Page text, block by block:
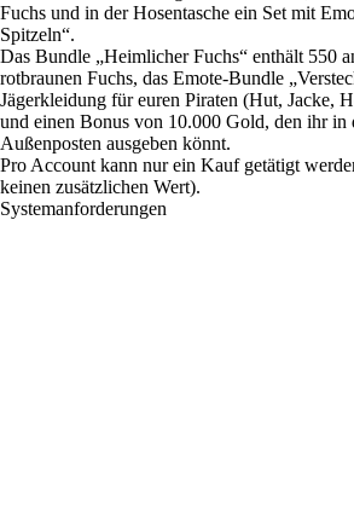
Fuchs und in der Hosentasche ein Set mit
Spitzeln“.
Das Bundle „Heimlicher Fuchs“ enthält 550
rotbraunen Fuchs, das Emote-Bundle
Jägerkleidung für euren Piraten (Hut, Jacke,
und einen Bonus von 10.000 Gold, den ihr in
Außenposten ausgeben könnt.
Pro Account kann nur ein Kauf getätigt
keinen zusätzlichen Wert).
Systemanforderungen